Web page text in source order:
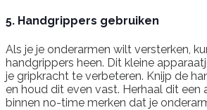
5. Handgrippers gebruiken
Als je je onderarmen wilt versterken,
handgrippers heen. Dit kleine
je gripkracht te verbeteren. Knijp de
en houd dit even vast. Herhaal dit een
binnen no-time merken dat je